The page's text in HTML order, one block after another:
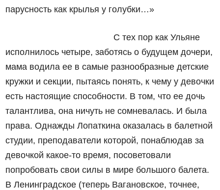
парусность как крылья у голубки…»
С тех пор как Ульяне
исполнилось четыре, заботясь о будущем дочери,
мама водила ее в самые разнообразные детские
кружки и секции, пытаясь понять, к чему у девочки
есть настоящие способности. В том, что ее дочь
талантлива, она ничуть не сомневалась. И была
права. Однажды Лопаткина оказалась в балетной
студии, преподаватели которой, понаблюдав за
девочкой какое-то время, посоветовали
попробовать свои силы в мире большого балета.
В Ленинградское (теперь Вагановское, точнее,